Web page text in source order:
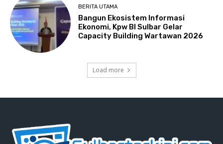
BERITA UTAMA
Bangun Ekosistem Informasi
Ekonomi, Kpw BI Sulbar Gelar
Capacity Building Wartawan 2026
Load more